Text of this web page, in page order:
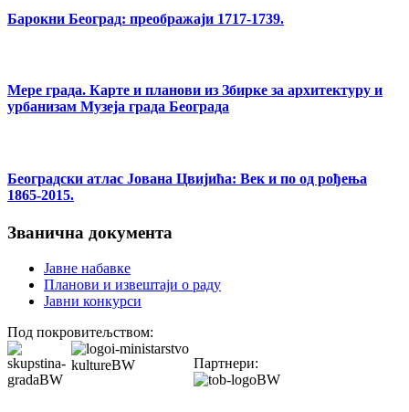
Барокни Београд: преображаји 1717-1739.
Мере града. Карте и планови из Збирке за архитектуру и
урбанизам Музеја града Београда
Београдски атлас Јована Цвијића: Век и по од рођења
1865-2015.
Званична документа
Јавне набавке
Планови и извештаји о раду
Јавни конкурси
Под покровитељством:
Партнери: